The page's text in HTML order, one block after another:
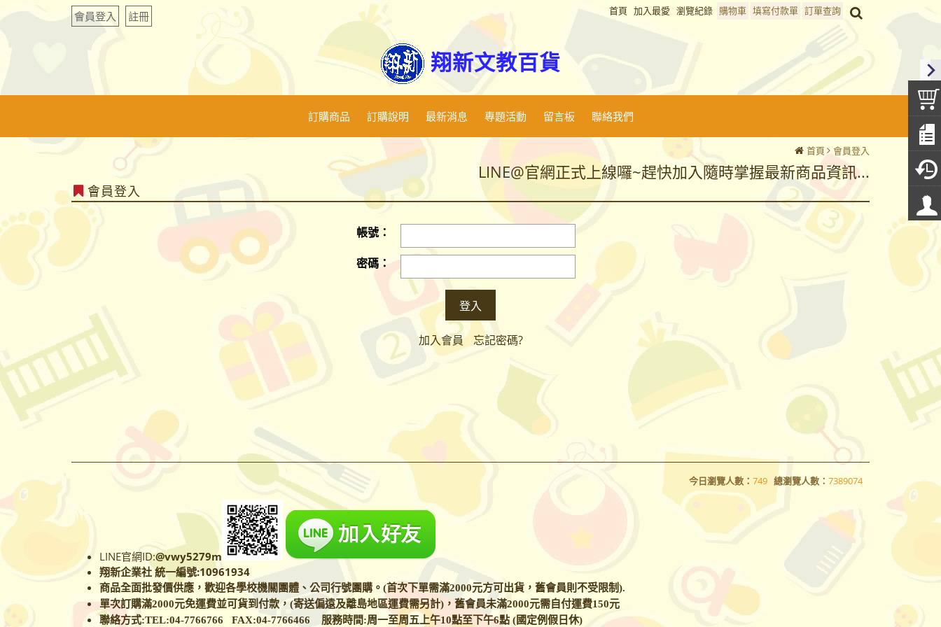
首頁 加入最愛 瀏覽紀錄 購物車 填寫付款單 訂單查詢
會員登入 註冊
翔新文教百貨
訂購商品 訂購說明 最新消息 專題活動 留言板 聯絡我們
首頁 會員登入
LINE@官網正式上線囉~趕快加入隨時掌握最新商品資訊...
LINE@官網正式上線囉~趕快加入隨時掌握最新商品資訊...
會員登入
帳號：
密碼：
加入會員 忘記密碼?
今日瀏覽人數： 749 總瀏覽人數： 7389074
LINE官網ID:@vwy5279m
翔新企業社 統一編號:10961934
商品全面批發價供應，歡迎各學校機關團體、公司行號團購。(首次下單需滿2000元方可出貨，舊會員則不受限制).
單次訂購滿2000元免運費並可貨到付款，(寄送偏遠及離島地區運費需另計)，舊會員未滿2000元需自付運費150元
聯絡方式:TEL:04-7766766 FAX:04-7766466 服務時間:周一至周五上午10點至下午6點 (國定例假日休)